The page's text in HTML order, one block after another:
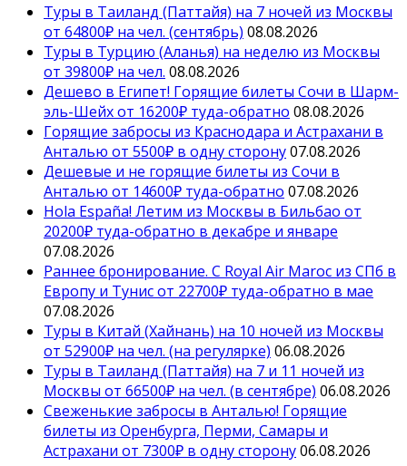
Туры в Таиланд (Паттайя) на 7 ночей из Москвы
от 64800₽ на чел. (сентябрь) 08.08.2026
Туры в Турцию (Аланья) на неделю из Москвы
от 39800₽ на чел. 08.08.2026
Дешево в Египет! Горящие билеты Сочи в Шарм-
эль-Шейх от 16200₽ туда-обратно 08.08.2026
Горящие забросы из Краснодара и Астрахани в
Анталью от 5500₽ в одну сторону07.08.2026
Дешевые и не горящие билеты из Сочи в
Анталью от 14600₽ туда-обратно 07.08.2026
Hola España! Летим из Москвы в Бильбао от
20200₽ туда-обратно в декабре и январе
07.08.2026
Раннее бронирование. С Royal Air Maroc из СПб в
Европу и Тунис от 22700₽ туда-обратно в мае
07.08.2026
Туры в Китай (Хайнань) на 10 ночей из Москвы
от 52900₽ на чел. (на регулярке) 06.08.2026
Туры в Таиланд (Паттайя) на 7 и 11 ночей из
Москвы от 66500₽ на чел. (в сентябре) 06.08.2026
Свеженькие забросы в Анталью! Горящие
билеты из Оренбурга, Перми, Самары и
Астрахани от 7300₽ в одну сторону06.08.2026